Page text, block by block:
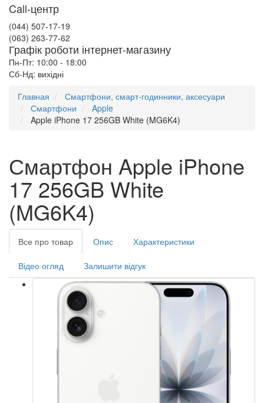
Call-центр
(044) 507-17-19
(063) 263-77-62
Графік роботи інтернет-магазину
Пн-Пт: 10:00 - 18:00
Сб-Нд: вихідні
Главная
Смартфони, смарт-годинники, аксесуари
Смартфони
Apple
Apple iPhone 17 256GB White (MG6K4)
Смартфон Apple iPhone
17 256GB White
(MG6K4)
Все про товар Опис Характеристики
Відео огляд Залишити відгук